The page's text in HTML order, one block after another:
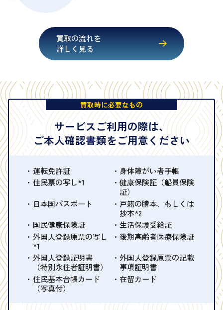
買取の流れを
詳しく見る
買取時に必要なもの
サービスご利用の際は、
ご本人確認書類をご用意ください
運転免許証
身体障がい者手帳
住民票の写し*1
健康保険証（船員保険
証）
日本国パスポート
戸籍の謄本、もしくは
抄本*2
国民健康保険証
生活保護受給証
外国人登録原票の写し
*1
後期高齢者医療保険証
外国人登録証明書
（特別永住者証明書）
外国人登録原票の記載
事項証明書
住民基本台帳カード
（写真付）
在留カード